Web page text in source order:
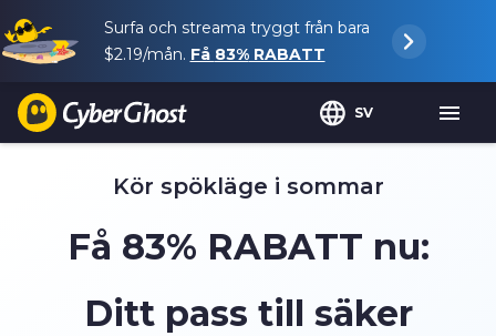
Surfa och streama tryggt från bara
$2.19/mån. Få 83%RABATT
SV
Kör spökläge i sommar
Få 83% RABATT nu:
Ditt pass till säker